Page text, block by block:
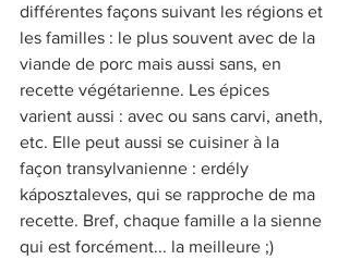
différentes façons suivant les régions et
les familles : le plus souvent avec de la
viande de porc mais aussi sans, en
recette végétarienne. Les épices
varient aussi : avec ou sans carvi, aneth,
etc. Elle peut aussi se cuisiner à la
façon transylvanienne : erdély
káposztaleves, qui se rapproche de ma
recette. Bref, chaque famille a la sienne
qui est forcément... la meilleure ;)